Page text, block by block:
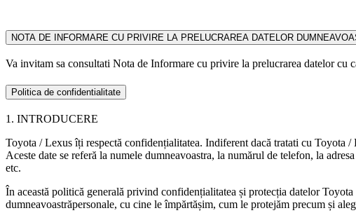
NOTA DE INFORMARE CU PRIVIRE LA PRELUCRAREA DATELOR
Va invitam sa consultati Nota de Informare cu privire la prelucrarea datelor cu
Politica de confidentialitate
1. INTRODUCERE
Toyota / Lexus îți respectă confidențialitatea. Indiferent dacă tratati cu Toyota
Aceste date se referă la numele dumneavoastra, la numărul de telefon, la
etc.
În această politică generală privind confidențialitatea și protecția datelor
dumneavoastrăpersonale, cu cine le împărtășim, cum le protejăm precum și